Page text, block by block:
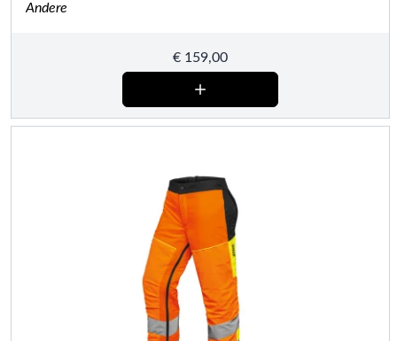
Andere
€ 159,00